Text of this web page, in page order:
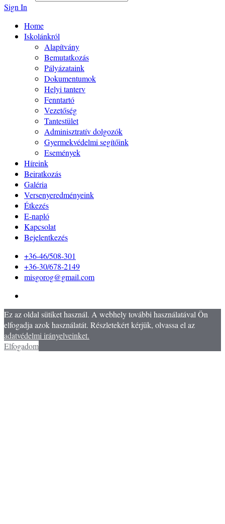
Sign In
Home
Iskolánkról
Alapítvány
Bemutatkozás
Pályázataink
Dokumentumok
Helyi tanterv
Fenntartó
Vezetőség
Tantestület
Adminisztratív dolgozók
Gyermekvédelmi segítőink
Események
Híreink
Beiratkozás
Galéria
Versenyeredményeink
Étkezés
E-napló
Kapcsolat
Bejelentkezés
+36-46/508-301
+36-30/678-2149
misgorog@gmail.com
Ez az oldal sütiket használ. A webhely további használatával Ön
elfogadja azok használatát. Részletekért kérjük, olvassa el az
adatvédelmi irányelveinket.
Elfogadom